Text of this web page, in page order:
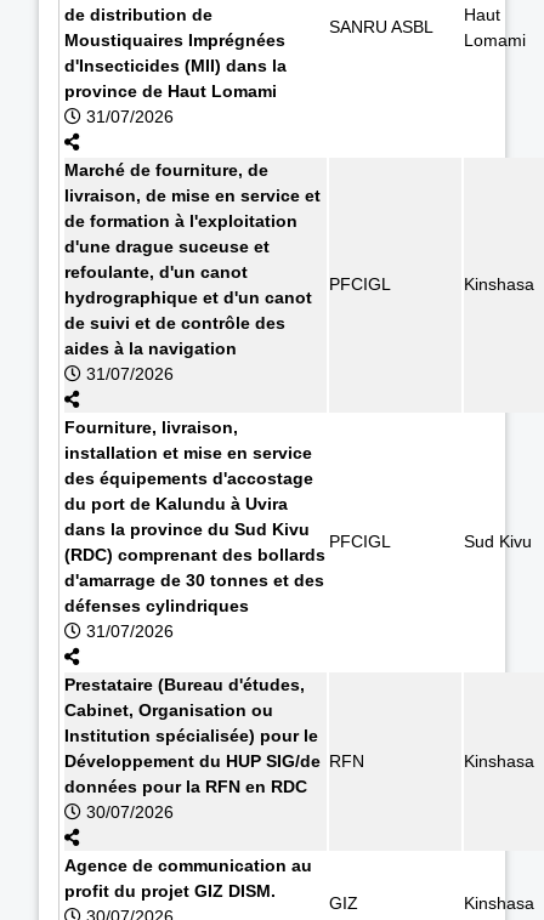
de distribution de
Moustiquaires Imprégnées
d'Insecticides (MII) dans la
province de Haut Lomami
31/07/2026
SANRU ASBL
Haut
Lomami
Marché de fourniture, de
livraison, de mise en service et
de formation à l'exploitation
d'une drague suceuse et
refoulante, d'un canot
hydrographique et d'un canot
de suivi et de contrôle des
aides à la navigation
31/07/2026
PFCIGL Kinshasa
Fourniture, livraison,
installation et mise en service
des équipements d'accostage
du port de Kalundu à Uvira
dans la province du Sud Kivu
(RDC) comprenant des bollards
d'amarrage de 30 tonnes et des
défenses cylindriques
31/07/2026
PFCIGL Sud Kivu
Prestataire (Bureau d'études,
Cabinet, Organisation ou
Institution spécialisée) pour le
Développement du HUP SIG/de
données pour la RFN en RDC
30/07/2026
RFN Kinshasa
Agence de communication au
profit du projet GIZ DISM.
30/07/2026
GIZ Kinshasa